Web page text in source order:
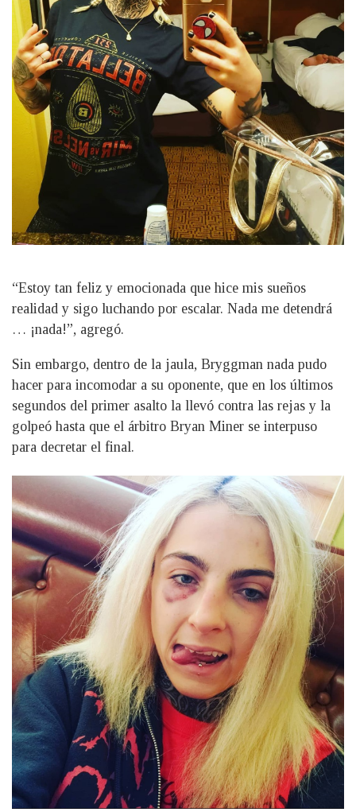
“Estoy tan feliz y emocionada que hice mis sueños
realidad y sigo luchando por escalar. Nada me detendrá
… ¡nada!”, agregó.
Sin embargo, dentro de la jaula, Bryggman nada pudo
hacer para incomodar a su oponente, que en los últimos
segundos del primer asalto la llevó contra las rejas y la
golpeó hasta que el árbitro Bryan Miner se interpuso
para decretar el final.